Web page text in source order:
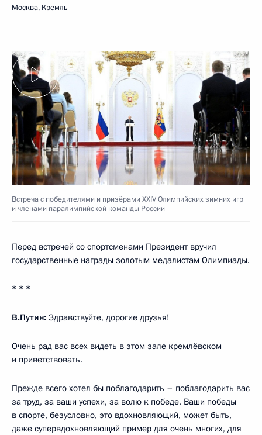
Москва, Кремль
Встреча с победителями и призёрами XXIV Олимпийских зимних игр
и членами паралимпийской команды России
Перед встречей со спортсменами Президент вручил
государственные награды золотым медалистам Олимпиады.
* * *
В.Путин: Здравствуйте, дорогие друзья!
Очень рад вас всех видеть в этом зале кремлёвском
и приветствовать.
Прежде всего хотел бы поблагодарить – поблагодарить вас
за труд, за ваши успехи, за волю к победе. Ваши победы
в спорте, безусловно, это вдохновляющий, может быть,
даже супервдохновляющий пример для очень многих, для